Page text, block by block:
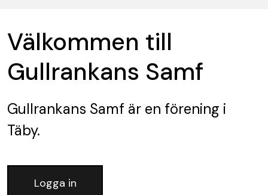
Välkommen till
Gullrankans Samf
Gullrankans Samf är en förening i
Täby.
Logga in